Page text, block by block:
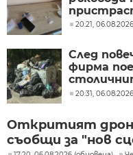
20:21, 06.08.2026
След
фирма
"Подуяне"
20:31, 06.08.2026
Откритият дрон
съобщи за "нов